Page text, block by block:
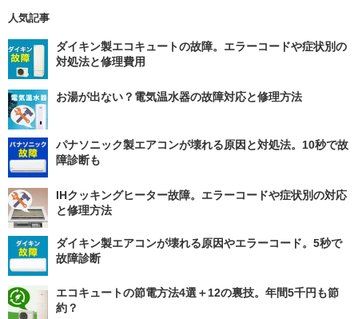
人気記事
ダイキン製エコキュートの故障。エラーコードや症状別の
対処法と修理費用
お湯が出ない？電気温水器の故障対応と修理方法
パナソニック製エアコンが壊れる原因と対処法。10秒で故
障診断も
IHクッキングヒーター故障。エラーコードや症状別の対応
と修理方法
ダイキン製エアコンが壊れる原因やエラーコード。5秒で
故障診断
エコキュートの節電方法4選＋12の裏技。年間5千円も節
約？